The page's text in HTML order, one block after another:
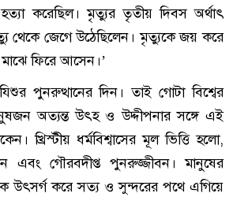
করেছিল। মৃত্যুর তৃতীয় দিবস অর্থাৎ
থেকে জেগে উঠেছিলেন। মৃত্যুকে জয় করে
ফিরে আসেন।’
পুনরুত্থানের দিন। তাই গোটা বিশ্বের
অত্যন্ত উৎহ ও উদ্দীপনার সঙ্গে এই
খ্রিস্টীয় ধর্মবিশ্বাসের মূল ভিত্তি হলো,
এবং গৌরবদীপ্ত পুনরুজ্জীবন। মানুষের
উৎসর্গ করে সত্য ও সুন্দরের পথে এগিয়ে